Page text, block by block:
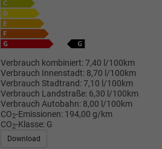
Verbrauch kombiniert: 7,40 l/100km
Verbrauch Innenstadt: 8,70 l/100km
Verbrauch Stadtrand: 7,10 l/100km
Verbrauch Landstraße: 6,30 l/100km
Verbrauch Autobahn: 8,00 l/100km
CO2-Emissionen: 194,00 g/km
CO2-Klasse: G
Download